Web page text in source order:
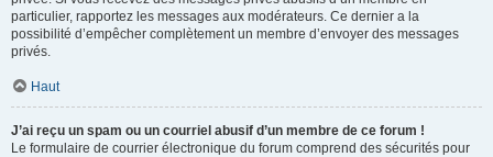
particulier, rapportez les messages aux modérateurs. Ce dernier a la
possibilité d’empêcher complètement un membre d’envoyer des messages
privés.
Haut
J’ai reçu un spam ou un courriel abusif d’un membre de ce forum !
Le formulaire de courrier électronique du forum comprend des sécurités pour